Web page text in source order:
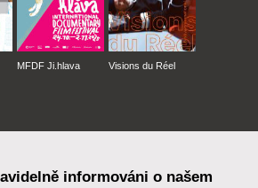
MFDF Ji.hlava Visions du Réel
informováni o našem